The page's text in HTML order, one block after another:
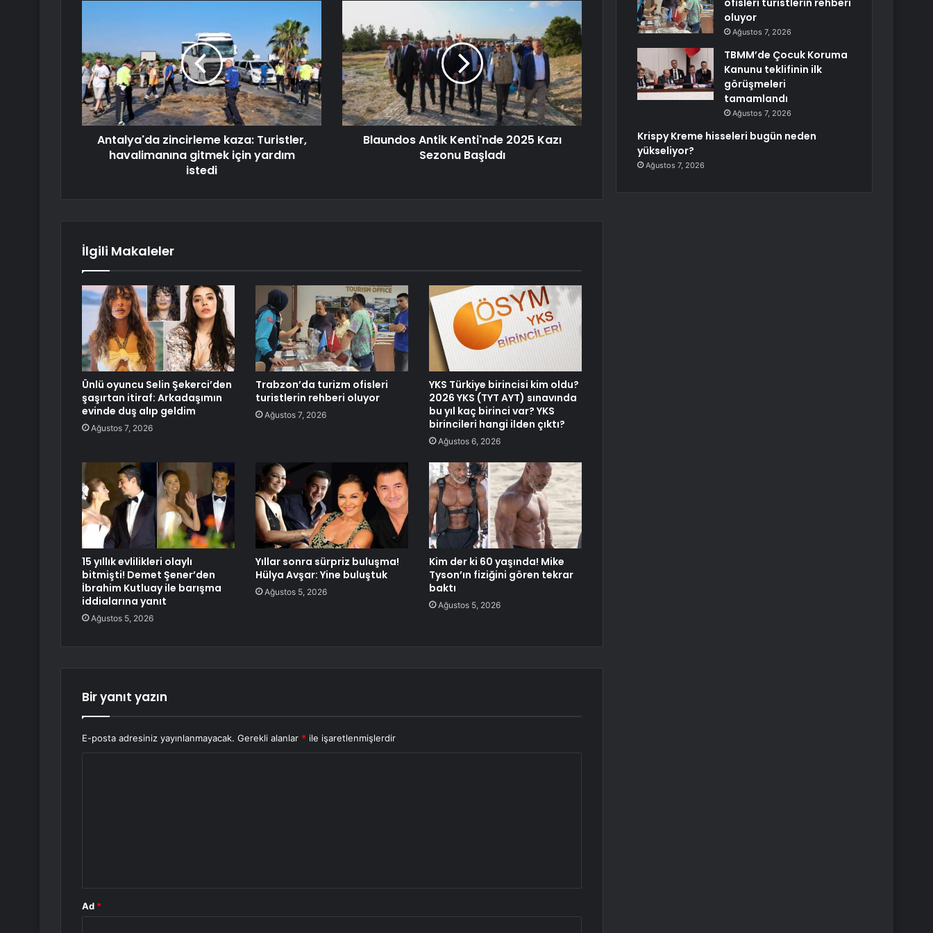
Antalya'da zincirleme kaza: Turistler,
havalimanına gitmek için yardım
istedi
Blaundos Antik Kenti'nde 2025 Kazı
Sezonu Başladı
İlgili Makaleler
Ünlü oyuncu Selin Şekerci’den
şaşırtan itiraf: Arkadaşımın
evinde duş alıp geldim
Ağustos 7, 2026
Trabzon’da turizm ofisleri
turistlerin rehberi oluyor
Ağustos 7, 2026
YKS Türkiye birincisi kim oldu?
2026 YKS (TYT AYT) sınavında
bu yıl kaç birinci var? YKS
birincileri hangi ilden çıktı?
Ağustos 6, 2026
15 yıllık evlilikleri olaylı
bitmişti! Demet Şener’den
İbrahim Kutluay ile barışma
iddialarına yanıt
Ağustos 5, 2026
Yıllar sonra sürpriz buluşma!
Hülya Avşar: Yine buluştuk
Ağustos 5, 2026
Kim der ki 60 yaşında! Mike
Tyson’ın fiziğini gören tekrar
baktı
Ağustos 5, 2026
Bir yanıt yazın
E-posta adresiniz yayınlanmayacak. Gerekli alanlar * ile işaretlenmişlerdir
Ad *
ofisleri turistlerin rehberi
oluyor
Ağustos 7, 2026
TBMM’de Çocuk Koruma
Kanunu teklifinin ilk
görüşmeleri
tamamlandı
Ağustos 7, 2026
Krispy Kreme hisseleri bugün neden
yükseliyor?
Ağustos 7, 2026